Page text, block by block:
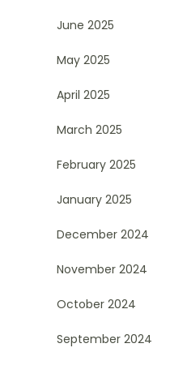
June 2025
May 2025
April 2025
March 2025
February 2025
January 2025
December 2024
November 2024
October 2024
September 2024